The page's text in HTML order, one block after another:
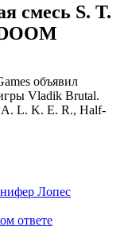
смесь S. T.
объявил
Vladik Brutal.
A. L. K. E. R., Half-
Лопес
ответе